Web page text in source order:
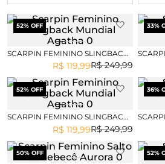
52% OFF
SCARPIN FEMININO SLINGBACK
MUNDIAL AGATHA
R$ 249,99
R$ 119,99
33%
52% OFF
SCARPIN FEMININO SLINGBACK
MUNDIAL AGATHA
R$ 249,99
R$ 119,99
36%
50% OFF 52%